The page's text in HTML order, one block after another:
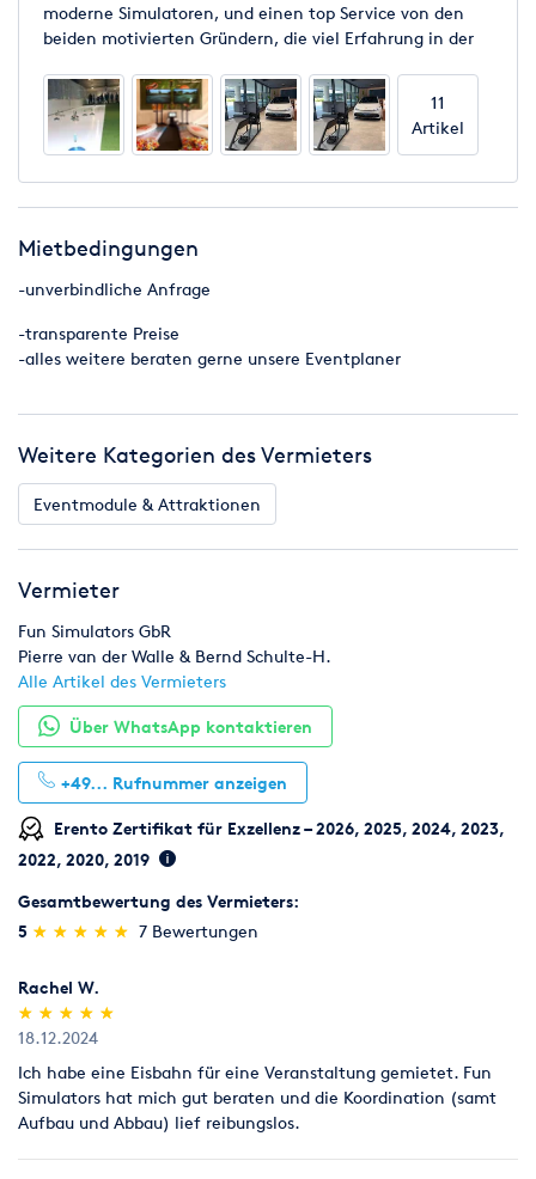
Branding nach Ihren Wünschen
Überdachung (Outdoor)
Betreuung
moderne Simulatoren, und einen top Service von den
beiden motivierten Gründern, die viel Erfahrung in der
11
Artikel
Mietbedingungen
-unverbindliche Anfrage
-transparente Preise
-alles weitere beraten gerne unsere Eventplaner
Weitere Kategorien des Vermieters
Eventmodule & Attraktionen
Vermieter
Fun Simulators GbR
Pierre van der Walle & Bernd Schulte-H.
Alle Artikel des Vermieters
Über WhatsApp kontaktieren
+49... Rufnummer anzeigen
Erento Zertifikat für Exzellenz – 2026, 2025, 2024, 2023,
2022, 2020, 2019
Gesamtbewertung des Vermieters:
5 (*)
★
★
(*) ★
★
(*) ★
★
(*) ★
★
(*) ★
★ 7 Bewertungen
Rachel W.
(*)
★
★
(*) ★
★
(*) ★
★
(*) ★
★
(*) ★
★
18.12.2024
Ich habe eine Eisbahn für eine Veranstaltung gemietet. Fun
Simulators hat mich gut beraten und die Koordination (samt
Aufbau und Abbau) lief reibungslos.